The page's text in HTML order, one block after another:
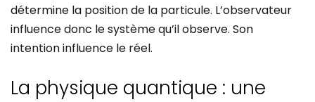
détermine la position de la particule. L’observateur
influence donc le système qu’il observe. Son
intention influence le réel.
La physique quantique : une